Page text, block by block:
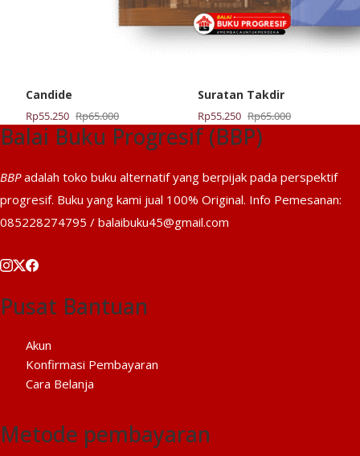
Candide
Rp65.000
Harga
aslinya
adalah:
Rp55.250
Harga
saat
ini
Rp55.250.
Suratan Takdir
Rp65.000
Harga
aslinya
adalah:
Rp55.250
Harga
saat
ini
Rp55.250.
Balai Buku Progresif (BBP)
BBPadalah toko buku alternatif yang berpijak pada perspektif
progresif. Buku yang kami jual 100% Original. Info Pemesanan:
085228274795 / balaibuku45@gmail.com
Pusat Bantuan
Akun
Konfirmasi Pembayaran
Cara Belanja
Metode pembayaran